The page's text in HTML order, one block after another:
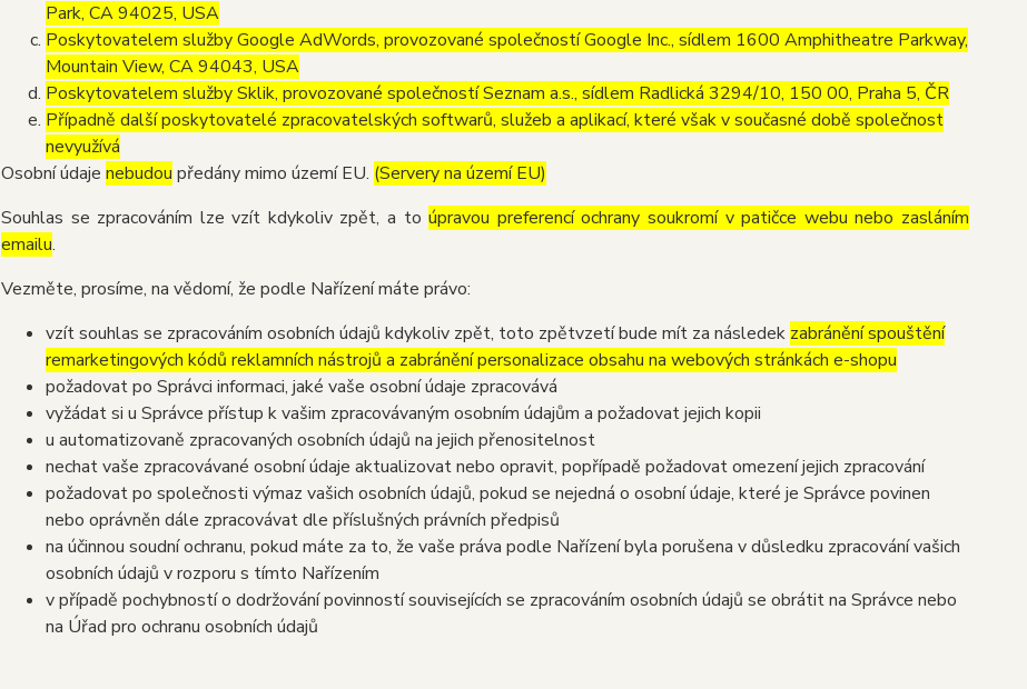
Park, CA 94025, USA
Poskytovatelem služby Google AdWords, provozované společností Google Inc., sídlem 1600 Amphitheatre Parkway,
Mountain View, CA 94043, USA
Poskytovatelem služby Sklik, provozované společností Seznam a.s., sídlem Radlická 3294/10, 150 00, Praha 5, ČR
Případně další poskytovatelé zpracovatelských softwarů, služeb a aplikací, které však v současné době společnost
nevyužívá
Osobní údaje nebudou předány mimo území EU. (Servery na území EU)
Souhlas se zpracováním lze vzít kdykoliv zpět, a toúpravou preferencí ochrany soukromí v patičce webu nebo zasláním
emailu.
Vezměte, prosíme, na vědomí, že podle Nařízení máte právo:
vzít souhlas se zpracováním osobních údajů kdykoliv zpět, toto zpětvzetí bude mít za následek zabránění spouštění
remarketingových kódů reklamních nástrojů a zabránění personalizace obsahu na webových stránkách e-shopu
požadovat po Správci informaci, jaké vaše osobní údaje zpracovává
vyžádat si u Správce přístup k vašim zpracovávaným osobním údajům a požadovat jejich kopii
u automatizovaně zpracovaných osobních údajů na jejich přenositelnost
nechat vaše zpracovávané osobní údaje aktualizovat nebo opravit, popřípadě požadovat omezení jejich zpracování
požadovat po společnosti výmaz vašich osobních údajů, pokud se nejedná o osobní údaje, které je Správce povinen
nebo oprávněn dále zpracovávat dle příslušných právních předpisů
na účinnou soudní ochranu, pokud máte za to, že vaše práva podle Nařízení byla porušena v důsledku zpracování vašich
osobních údajů v rozporu s tímto Nařízením
v případě pochybností o dodržování povinností souvisejících se zpracováním osobních údajů se obrátit na Správce nebo
na Úřad pro ochranu osobních údajů